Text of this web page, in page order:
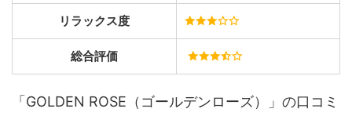
リラックス度
総合評価
「GOLDEN ROSE（ゴールデンローズ）」の口コミ